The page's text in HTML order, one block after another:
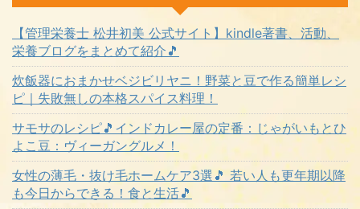
【管理栄養士 松井初美 公式サイト】kindle著書、活動、
栄養ブログをまとめて紹介🎵
炊飯器におまかせベジビリヤニ！野菜と豆で作る簡単レシ
ピ｜失敗無しの本格スパイス料理！
サモサのレシピ🎵インドカレー屋の定番：じゃがいもとひ
よこ豆：ヴィーガングルメ！
女性の薄毛・抜け毛ホームケア3選🎵 若い人も更年期以降
も今日からできる！食と生活🎵